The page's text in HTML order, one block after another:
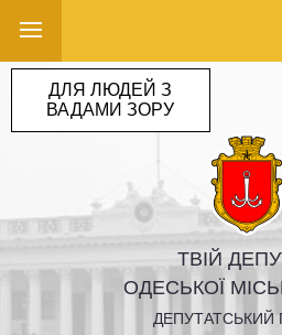
ТВІЙ
ОДЕСЬКОЇ
ДЕПУТАТСЬКИЙ
ДЛЯ ЛЮДЕЙ З
ВАДАМИ ЗОРУ